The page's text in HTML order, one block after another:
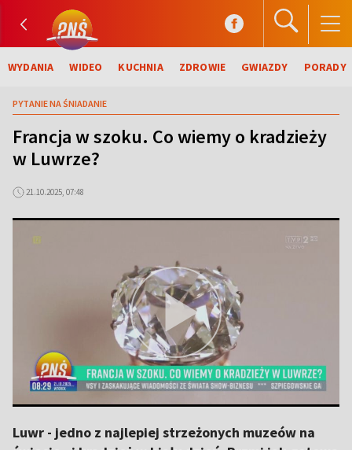
WYDANIA WIDEO KUCHNIA ZDROWIE GWIAZDY PORADY
PYTANIE NA ŚNIADANIE
Francja w szoku. Co wiemy o kradzieży
w Luwrze?
21.10.2025, 07:48
Luwr - jedno z najlepiej strzeżonych muzeów na